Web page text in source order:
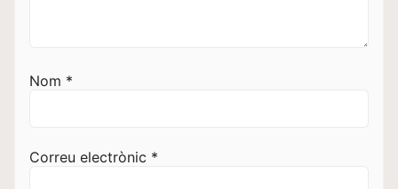
Nom *
Correu electrònic *